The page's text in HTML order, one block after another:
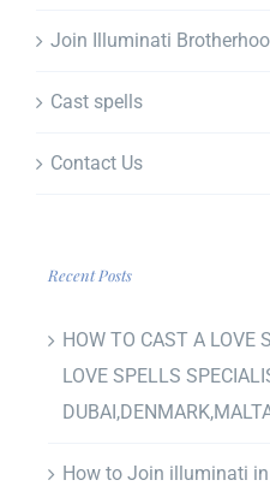
Join Illuminati
Cast spells
Contact Us
Recent Posts
HOW TO CAST A LOVE
LOVE SPELLS
How to Join illuminati in